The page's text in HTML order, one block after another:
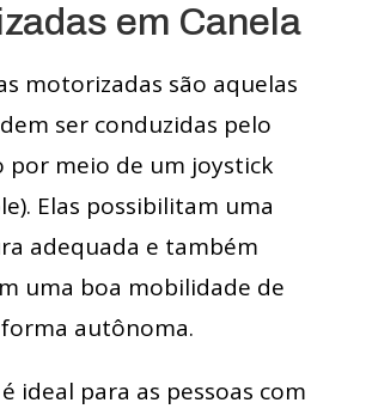
em Canela
motorizadas são aquelas
ser conduzidas pelo
por meio de um joystick
Elas possibilitam uma
adequada e também
uma boa mobilidade de
forma autônoma.
ideal para as pessoas com